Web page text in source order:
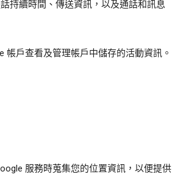
持續時間、傳送資訊，以及通話和訊息
帳戶查看及管理帳戶中儲存的活動資訊。
服務時蒐集您的位置資訊，以便提供